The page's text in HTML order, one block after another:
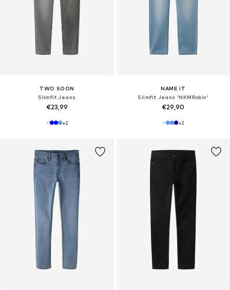
TWO SOON
Slimfit Jeans
€23,99
+2
NAME IT
Slimfit Jeans 'NKMRobin'
€29,90
+2